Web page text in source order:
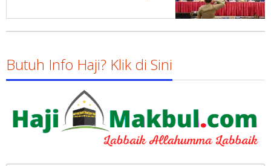
Kesiapsiagaan di Empat Sektor
Penting Jelang Lebaran
Butuh Info Haji? Klik di Sini